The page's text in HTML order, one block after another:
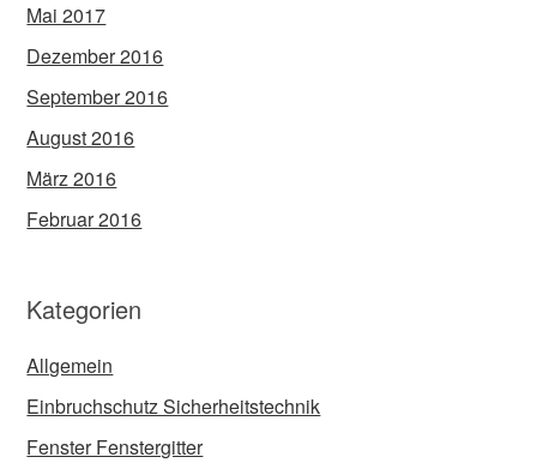
Mai 2017
Dezember 2016
September 2016
August 2016
März 2016
Februar 2016
Kategorien
Allgemein
Einbruchschutz Sicherheitstechnik
Fenster Fenstergitter